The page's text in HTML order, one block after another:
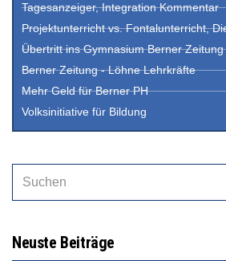
Tagesanzeiger, Integration Kommentar
Projektunterricht vs. Fontalunterricht,
Übertritt ins Gymnasium Berner Zeitung
Berner Zeitung - Löhne Lehrkräfte
Mehr Geld für Berner PH
Volksinitiative für Bildung
Neuste Beiträge